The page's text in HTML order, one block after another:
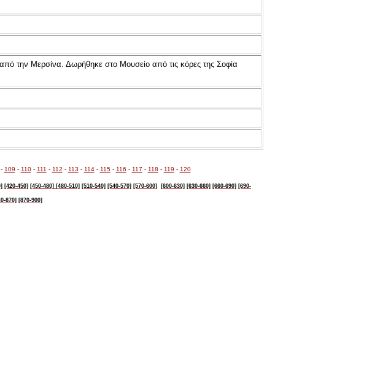
την Μερσίνα. Δωρήθηκε στοΜουσείο από τις κόρες της Σοφία
- 109 - 110- 111 - 112 - 113 - 114- 115- 116 - 117 - 118 - 119 - 120
[420-450] [450-480] [480-510] [510-540] [540-570] [570-600] [600-630] [630-660] [660-690] [690-
870] [870-900]